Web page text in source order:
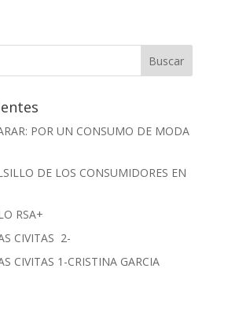
POR UN CONSUMO DE MODA
DE LOS CONSUMIDORES EN
RSA+
CIVITAS 2-
CIVITAS 1-CRISTINA GARCIA